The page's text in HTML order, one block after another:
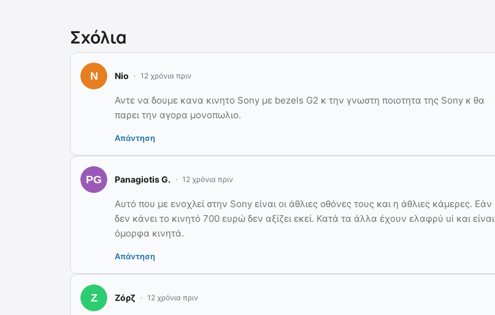
Σχόλια
Nio 12 χρόνια πριν
Αντε να δουμε κανα κινητο Sony με bezels G2 κ την γνωστη ποιοτητα της Sony κ θα
παρει την αγορα μονοπωλιο.
Απάντηση
Panagiotis G. 12 χρόνια πριν
Αυτό που με ενοχλεί στην Sony είναι οι άθλιες οθόνες τους και η άθλιες κάμερες. Εάν
δεν κάνει το κινητό 700 ευρώ δεν αξίζει εκεί. Κατά τα άλλα έχουν ελαφρύ ui και είναι
όμορφα κινητά.
Απάντηση
Ζόρζ 12 χρόνια πριν